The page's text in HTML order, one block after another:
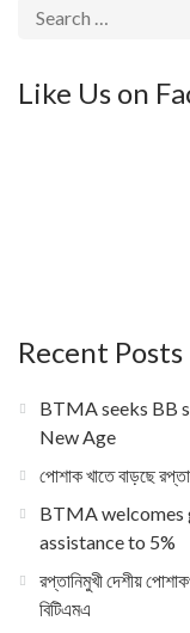
Like Us on
Recent Posts
BTMA seeks BB
New Age
পোশাক খাতে বাড়ছে
BTMA welcomes
assistance to 5%
রপ্তানিমুখী দেশীয়
বিটিএমএ